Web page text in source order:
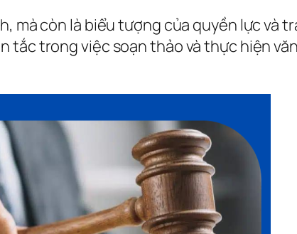
mà còn là biểu tượng của quyền lực và
tắc trong việc soạn thảo và thực hiện